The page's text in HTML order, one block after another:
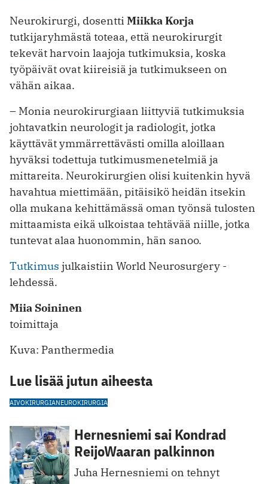
Neurokirurgi, dosentti Miikka Korja
tutkijaryhmästä toteaa, että neurokirurgit
tekevät harvoin laajoja tutkimuksia, koska
työpäivät ovat kiireisiä ja tutkimukseen on
vähän aikaa.
– Monia neurokirurgiaan liittyviä tutkimuksia
johtavatkin neurologit ja radiologit, jotka
käyttävät ymmärrettävästi omilla aloillaan
hyväksi todettuja tutkimusmenetelmiä ja
mittareita. Neurokirurgien olisi kuitenkin hyvä
havahtua miettimään, pitäisikö heidän itsekin
olla mukana kehittämässä oman työnsä tulosten
mittaamista eikä ulkoistaa tehtävää niille, jotka
tuntevat alaa huonommin, hän sanoo.
Tutkimus julkaistiin World Neurosurgery -
lehdessä.
Miia Soininen
toimittaja
Kuva: Panthermedia
Lue lisää jutun aiheesta
AIVOKIRURGIANEUROKIRURGIA
Hernesniemi sai Kondrad
ReijoWaaran palkinnon
Juha Hernesniemi on tehnyt